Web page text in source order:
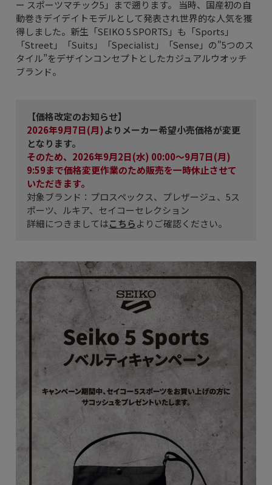
ー スポーツマチック5」まで遡ります。 当時、国産初の自
動巻きデイデイトモデルとして発表され世界的な人気を獲
得しました。新生「SEIKO 5 SPORTS」も「Sports」
「Street」「Suits」「Specialist」「Sense」の"5つのス
タイル”をデザインコンセプトとしたカジュアルウオッチ
ブランド。
【価格改定のお知らせ】
2026年9月7日(月)よりメーカー希望小売価格が変更
となります。
そのため、2026年9月2日(水) 00:00～9月7日(月)
9:59まで価格変更作業のため販売を一時休止させて
いただきます。
対象ブランド：プロスペックス、プレザージュ、5ス
ポーツ、ルキア、セイコーセレクション
詳細につきましてはこちらよりご確認ください。